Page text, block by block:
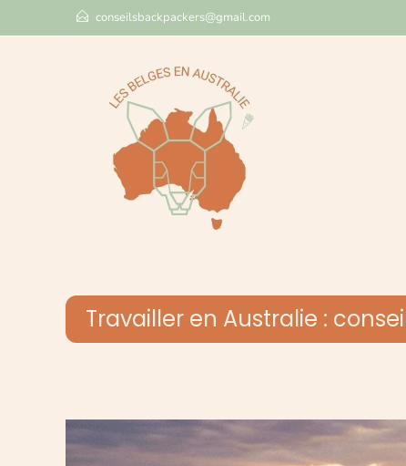
conseilsbackpackers@gmail.com
Travailler en Australie :